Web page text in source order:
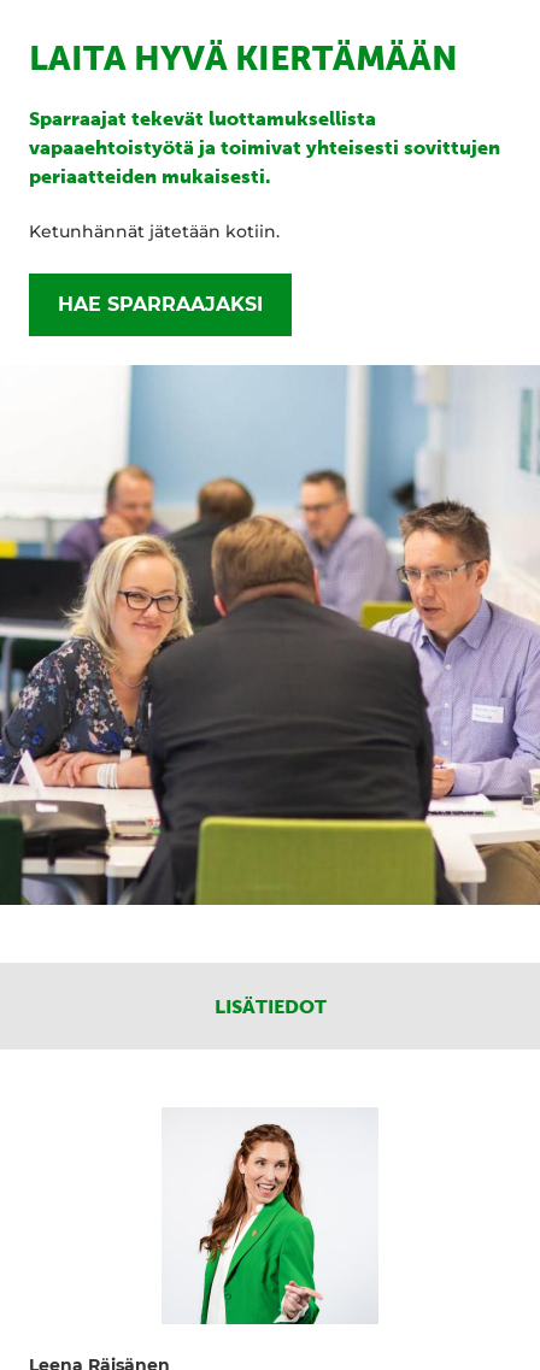
LAITA HYVÄ KIERTÄMÄÄN
Sparraajat tekevät luottamuksellista
vapaaehtoistyötä ja toimivat yhteisesti sovittujen
periaatteiden mukaisesti.
Ketunhännät jätetään kotiin.
HAE SPARRAAJAKSI
LISÄTIEDOT
Leena Räisänen